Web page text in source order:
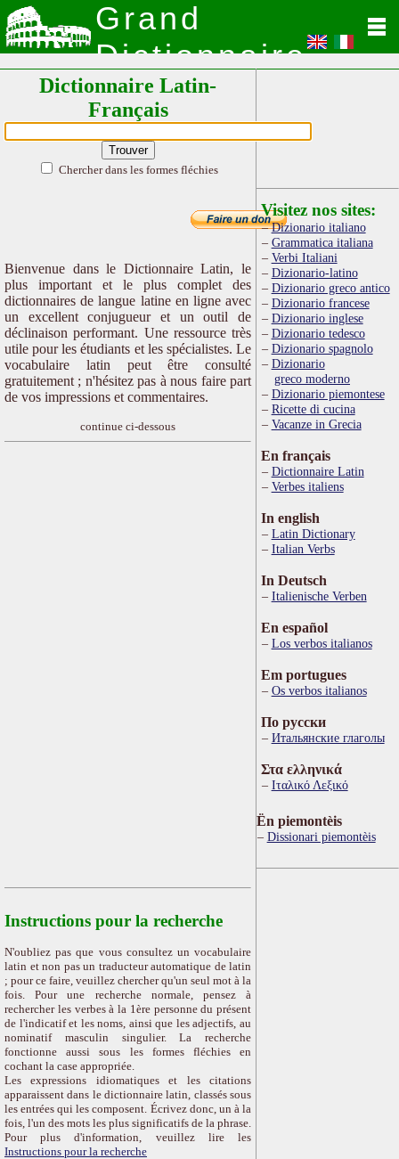
Grand
Dictionnaire
Latin
Dictionnaire Latin-
Français
Chercher dans les formes fléchies
Bienvenue dans le Dictionnaire Latin, le
plus important et le plus complet des
dictionnaires de langue latine en ligne avec
un excellent conjugueur et un outil de
déclinaison performant. Une ressource très
utile pour les étudiants et les spécialistes. Le
vocabulaire latin peut être consulté
gratuitement ; n'hésitez pas à nous faire part
de vos impressions et commentaires.
continue ci-dessous
Instructions pour la recherche
N'oubliez pas que vous consultez un vocabulaire
latin et non pas un traducteur automatique de latin
; pour ce faire, veuillez chercher qu'un seul mot à la
fois. Pour une recherche normale, pensez à
rechercher les verbes à la 1ère personne du présent
de l'indicatif et les noms, ainsi que les adjectifs, au
nominatif masculin singulier. La recherche
fonctionne aussi sous les formes fléchies en
cochant la case appropriée.
Les expressions idiomatiques et les citations
apparaissent dans le dictionnaire latin, classés sous
les entrées qui les composent. Écrivez donc, un à la
fois, l'un des mots les plus significatifs de la phrase.
Pour plus d'information, veuillez lire les
Instructions pour la recherche
Visitez nos sites:
Dizionario italiano
Grammatica italiana
Verbi Italiani
Dizionario-latino
Dizionario greco antico
Dizionario francese
Dizionario inglese
Dizionario tedesco
Dizionario spagnolo
Dizionario
greco moderno
Dizionario piemontese
Ricette di cucina
Vacanze in Grecia
En français
Dictionnaire Latin
Verbes italiens
In english
Latin Dictionary
Italian Verbs
In Deutsch
Italienische Verben
En español
Los verbos italianos
Em portugues
Os verbos italianos
По русски
Итальянские глаголы
Στα ελληνικά
Ιταλικό Λεξικό
Ën piemontèis
Dissionari piemontèis